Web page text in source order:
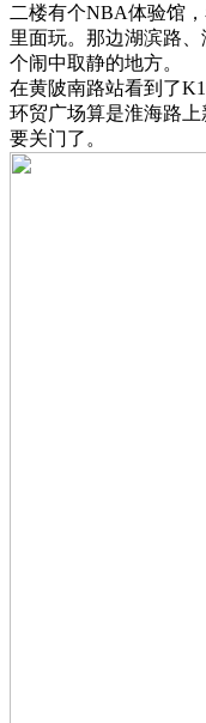
二楼有个NBA体验馆
里面玩。那边湖滨路
个闹中取静的地方。
在黄陂南路站看到了
环贸广场算是淮海路
要关门了。